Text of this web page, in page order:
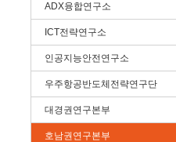
ADX융합연구소
ICT전략연구소
인공지능안전연구소
우주항공반도체전략연구단
대경권연구본부
호남권연구본부